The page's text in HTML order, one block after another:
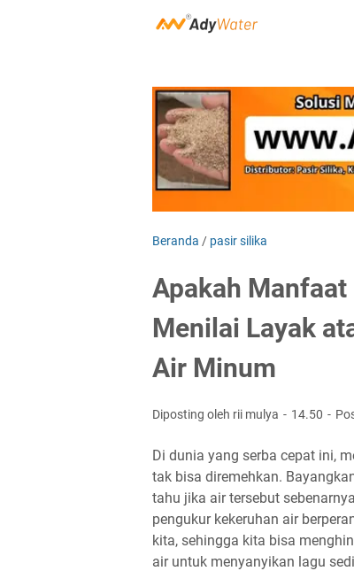
Beranda / pasir silika
Apakah
Menilai Layak
Air Minum
Diposting oleh rii mulya 14.50
Di dunia yang serba cepat ini,
tak bisa diremehkan.
tahu jika air tersebut
pengukur kekeruhan air
kita, sehingga kita bisa
air untuk menyanyikan lagu